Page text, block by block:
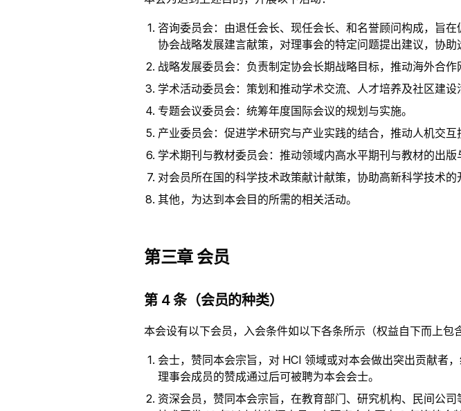
咨询委员会：由退任会长、现任会长、和名誉顾问构成，旨
协会战略发展建言献策，对理事会的特定问题提出建议，协助
战略发展委员会：负责制定协会长期战略目标，推动海外合作
学术活动委员会：策划和推动学术交流、人才培养及社区建设
专题会议委员会：统筹年度国际会议的规划与实施。
产业委员会：促进学术研究与产业实践的结合，推动人机交互
学术期刊与教材委员会：推动领域内高水平期刊与教材的出版
对会员所在国的科学技术政策献计献策，协助高新科学技术的
其他，为达到本会目的所需的相关活动。
第三章 会员
第 4 条（会员的种类）
本会设有以下会员，入会条件如以下各条所示（权益自下而上包
会士，赞同本会宗旨，对 HCI 领域或对本会做出突出贡献者
理事会成员的赞成通过后可被聘为本会会士。
资深会员，赞同本会宗旨，在教育部门、研究机构、民间公